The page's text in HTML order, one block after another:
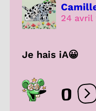
24 avril
Je hais iA😀
0